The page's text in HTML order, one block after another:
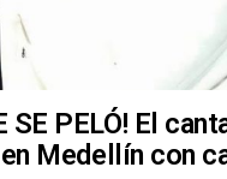
SE PELÓ! El
Medellín con